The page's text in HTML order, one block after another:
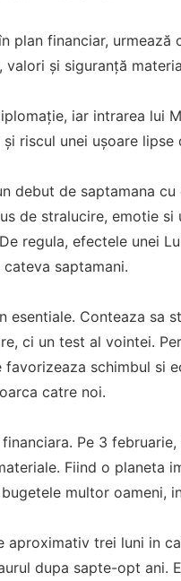
plan financiar,
și siguranță
iar intrarea lui
riscul unei ușoare lipse
debut de saptamana
de stralucire, emotie
regula, efectele unei
saptamani.
esentiale. Conteaza sa
ci un test al vointei.
schimbul si
catre noi.
Pe 3
Fiind o planeta
multor oameni,
aproximativ trei luni in
dupa sapte-opt ani.